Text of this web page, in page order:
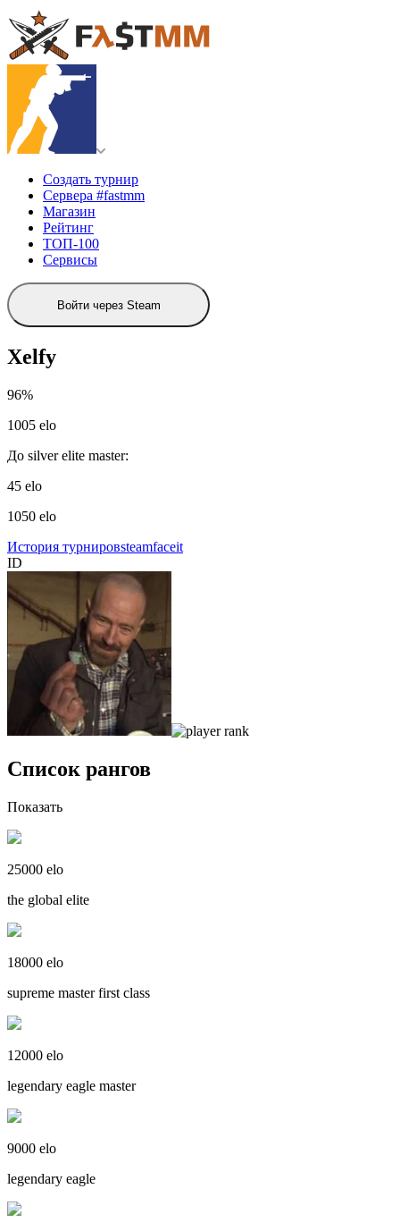
Создать турнир
Сервера #fastmm
Магазин
Рейтинг
ТОП-100
Сервисы
Войти через Steam
Xelfy
96%
1005 elo
До silver elite master:
45 elo
1050 elo
История турнировsteamfaceit
ID
Список рангов
Показать
25000 elo
the global elite
18000 elo
supreme master first class
12000 elo
legendary eagle master
9000 elo
legendary eagle